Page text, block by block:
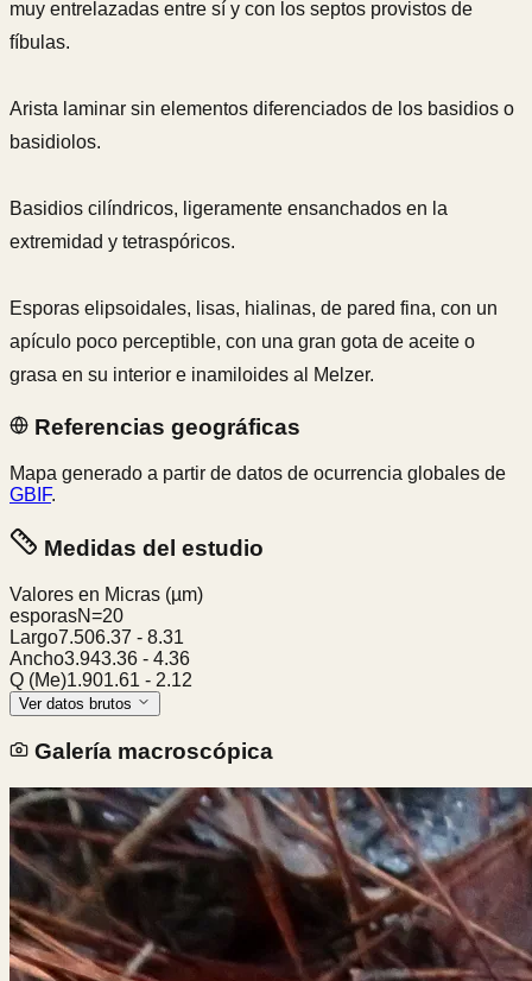
muy entrelazadas entre sí y con los septos provistos de
fíbulas.
Arista laminar sin elementos diferenciados de los basidios o
basidiolos.
Basidios cilíndricos, ligeramente ensanchados en la
extremidad y tetraspóricos.
Esporas elipsoidales, lisas, hialinas, de pared fina, con un
apículo poco perceptible, con una gran gota de aceite o
grasa en su interior e inamiloides al Melzer.
Referencias geográficas
Mapa generado a partir de datos de ocurrencia globales de
GBIF.
Medidas del estudio
Valores en Micras (µm)
esporasN=20
Largo7.506.37 - 8.31
Ancho3.943.36 - 4.36
Q (Me)1.901.61 - 2.12
Ver datos brutos
Galería macroscópica